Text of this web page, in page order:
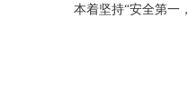
本着坚持“安全第一